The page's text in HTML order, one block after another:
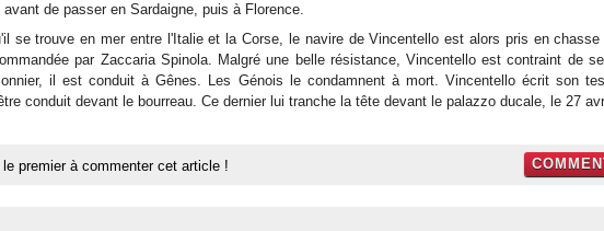
avant de passer en Sardaigne, puis à Florence.
se trouve en mer entre l'Italie et la Corse, le navire de Vincentello est alors pris en chasse
par Zaccaria Spinola. Malgré une belle résistance, Vincentello est contraint de
il est conduit à Gênes. Les Génois le condamnent à mort. Vincentello écrit son
conduit devant le bourreau. Ce dernier lui tranche la tête devant le palazzo ducale, le 27
premier à commenter cet article !